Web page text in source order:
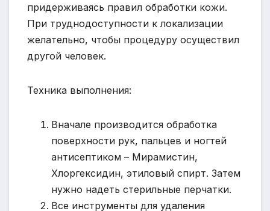
придерживаясь правил обработки кожи.
При труднодоступности к локализации
желательно, чтобы процедуру осуществил
другой человек.
Техника выполнения:
Вначале производится обработка
поверхности рук, пальцев и ногтей
антисептиком – Мирамистин,
Хлоргексидин, этиловый спирт. Затем
нужно надеть стерильные перчатки.
Все инструменты для удаления